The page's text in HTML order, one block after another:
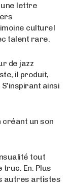
une lettre
culturel
talent rare.
de jazz
il produit,
ainsi
créant un son
tout
En. Plus
autres artistes